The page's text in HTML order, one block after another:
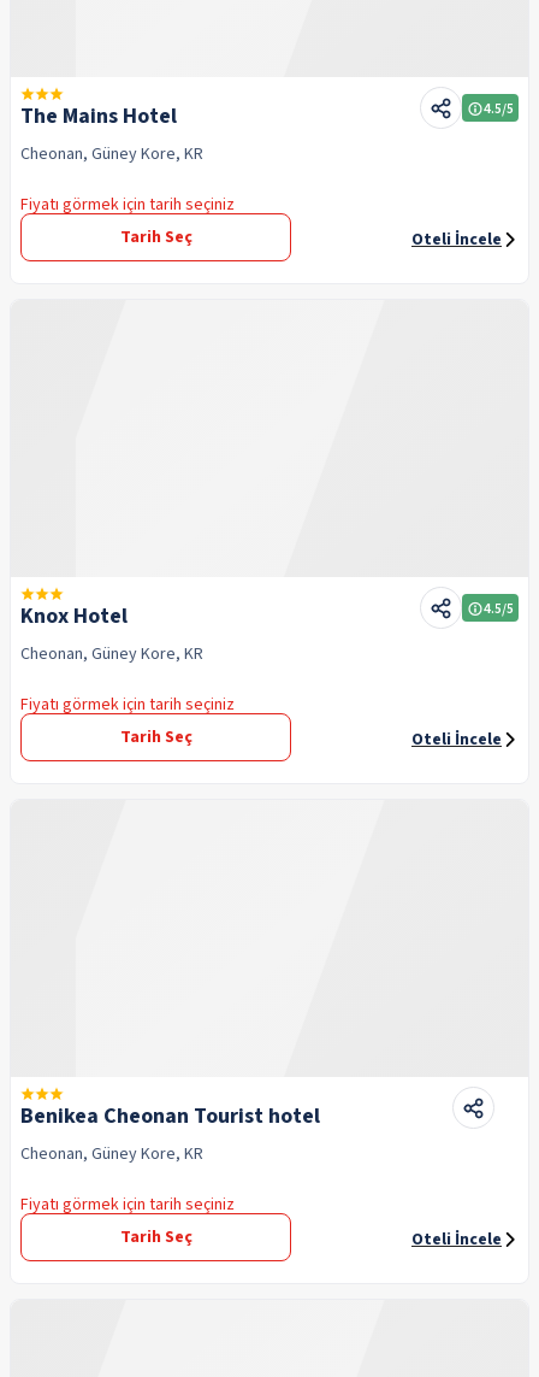
The Mains Hotel 4.5/5
Cheonan, Güney Kore, KR
Fiyatı görmek için tarih seçiniz
Tarih Seç
Oteli İncele
Knox Hotel 4.5/5
Cheonan, Güney Kore, KR
Fiyatı görmek için tarih seçiniz
Tarih Seç
Oteli İncele
Benikea Cheonan Tourist hotel
Cheonan, Güney Kore, KR
Fiyatı görmek için tarih seçiniz
Tarih Seç
Oteli İncele